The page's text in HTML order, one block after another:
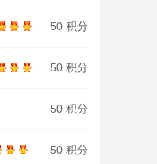
50 积分
50 积分
50 积分
50 积分